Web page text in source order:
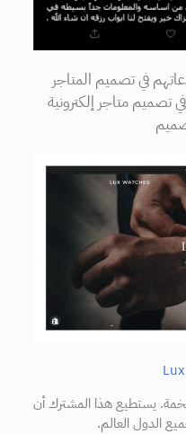
في تصميم المتاجر
تصميم متاجر إلكترونية
يستطيع هذا المشترك أن
الدول العالم.